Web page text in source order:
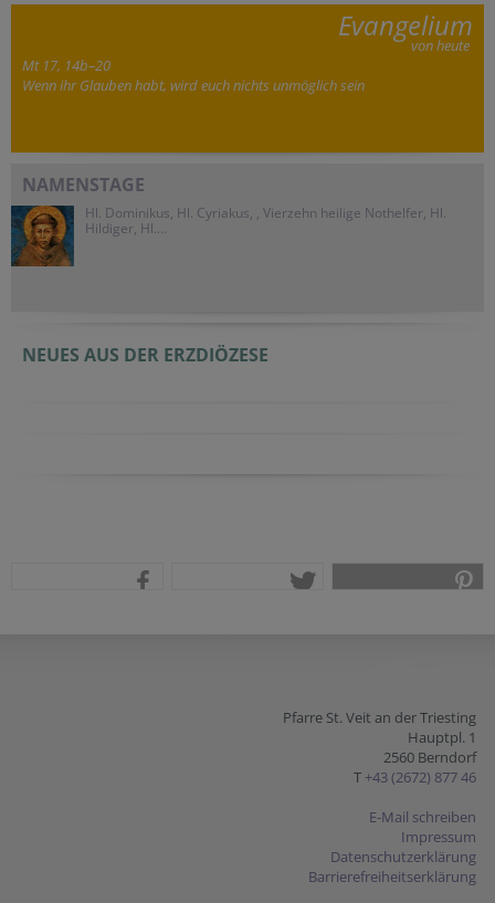
Evangelium
von heute
Mt 17, 14b–20
Wenn ihr Glauben habt, wird euch nichts unmöglich sein
NAMENSTAGE
Hl. Dominikus, Hl. Cyriakus, , Vierzehn heilige Nothelfer, Hl.
Hildiger, Hl....
NEUES AUS DER ERZDIÖZESE
Pfarre St. Veit an der Triesting
Hauptpl. 1
2560 Berndorf
T +43 (2672) 877 46
E-Mail schreiben
Impressum
Datenschutzerklärung
Barrierefreiheitserklärung